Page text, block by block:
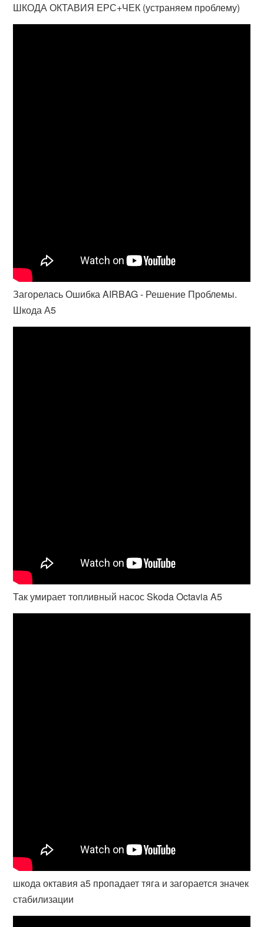
ШКОДА ОКТАВИЯ ЕРС+ЧЕК (устраняем проблему)
Загорелась Ошибка AIRBAG - Решение Проблемы.
Шкода А5
Так умирает топливный насос Skoda Octavia A5
шкода октавия а5 пропадает тяга и загорается значек
стабилизации